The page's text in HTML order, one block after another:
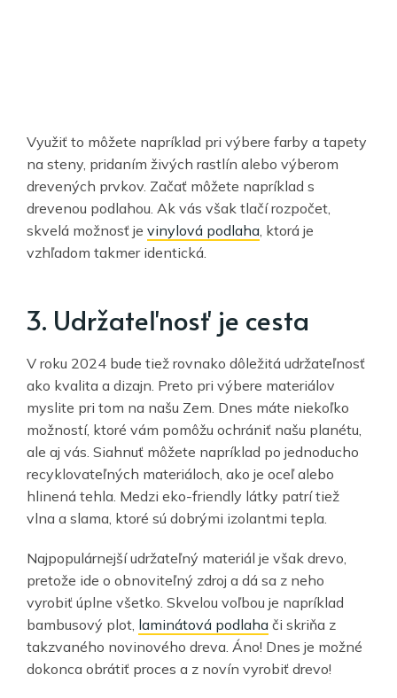
Využiť to môžete napríklad pri výbere farby a tapety
na steny, pridaním živých rastlín alebo výberom
drevených prvkov. Začať môžete napríklad s
drevenou podlahou. Ak vás však tlačí rozpočet,
skvelá možnosť je vinylová podlaha , ktorá je
vzhľadom takmer identická.
3. Udržateľnosť je cesta
V roku 2024 bude tiež rovnako dôležitá udržateľnosť
ako kvalita a dizajn. Preto pri výbere materiálov
myslite pri tom na našu Zem. Dnes máte niekoľko
možností, ktoré vám pomôžu ochrániť našu planétu,
ale aj vás. Siahnuť môžete napríklad po jednoducho
recyklovateľných materiáloch, ako je oceľ alebo
hlinená tehla. Medzi eko-friendly látky patrí tiež
vlna a slama, ktoré sú dobrými izolantmi tepla.
Najpopulárnejší udržateľný materiál je však drevo,
pretože ide o obnoviteľný zdroj a dá sa z neho
vyrobiť úplne všetko. Skvelou voľbou je napríklad
bambusový plot, laminátová podlaha či skriňa z
takzvaného novinového dreva. Áno! Dnes je možné
dokonca obrátiť proces a z novín vyrobiť drevo!